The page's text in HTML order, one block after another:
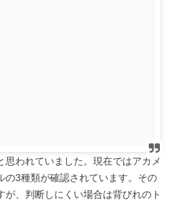
思われていました。現在ではアカメ
の3種類が確認されています。その
、判断しにくい場合は背びれのト